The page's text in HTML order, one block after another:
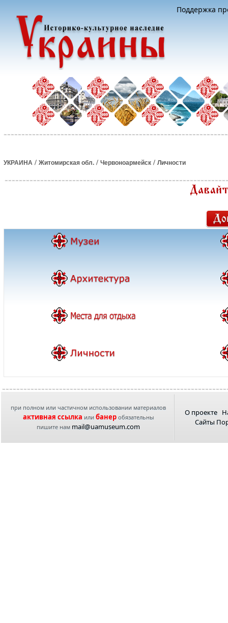
Поддержка
УКРАИНА / Житомирская обл. / Червоноармейск / Личности
при полном или частичном использовании материалов
активная ссылка или банеробязательны
пишите нам mail@uamuseum.com
О проекте
Сайты